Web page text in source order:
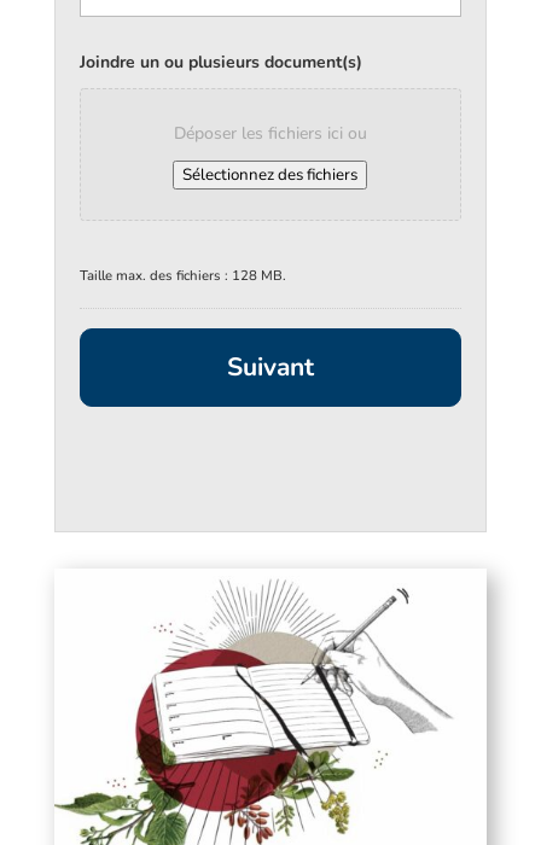
Joindre un ou plusieurs document(s)
Déposer les fichiers ici ou
Sélectionnez des fichiers
Taille max. des fichiers : 128 MB.